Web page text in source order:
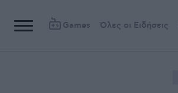
Games Όλες οι Ειδήσεις